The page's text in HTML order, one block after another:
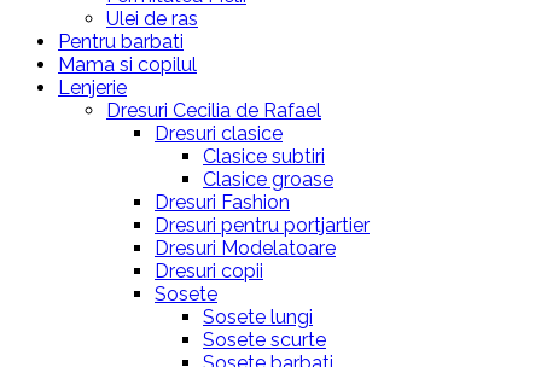
Ulei de ras
Pentru barbati
Mama si copilul
Lenjerie
Dresuri Cecilia de Rafael
Dresuri clasice
Clasice subtiri
Clasice groase
Dresuri Fashion
Dresuri pentru portjartier
Dresuri Modelatoare
Dresuri copii
Sosete
Sosete lungi
Sosete scurte